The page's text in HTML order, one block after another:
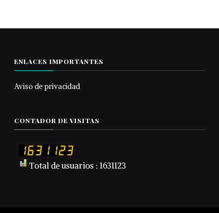
ENLACES IMPORTANTES
Aviso de privacidad
CONTADOR DE VISITAS
Total de usuarios : 1631123